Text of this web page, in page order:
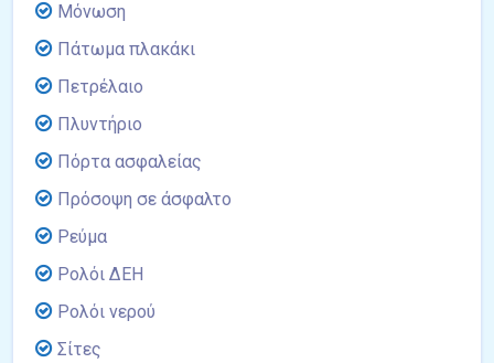
Μόνωση
Πάτωμα πλακάκι
Πετρέλαιο
Πλυντήριο
Πόρτα ασφαλείας
Πρόσοψη σε άσφαλτο
Ρεύμα
Ρολόι ΔΕΗ
Ρολόι νερού
Σίτες